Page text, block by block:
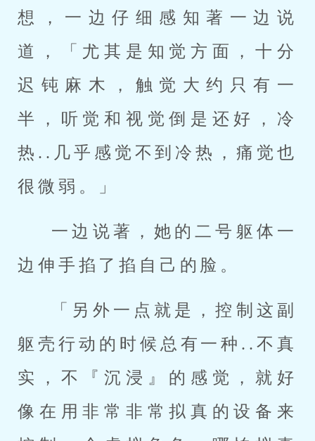
想，一边仔细感知著一边说
道，「尤其是知觉方面，十分
迟钝麻木，触觉大约只有一
半，听觉和视觉倒是还好，冷
热..几乎感觉不到冷热，痛觉也
很微弱。」
一边说著，她的二号躯体一
边伸手掐了掐自己的脸。
「另外一点就是，控制这副
躯壳行动的时候总有一种..不真
实，不『沉浸』的感觉，就好
像在用非常非常拟真的设备来